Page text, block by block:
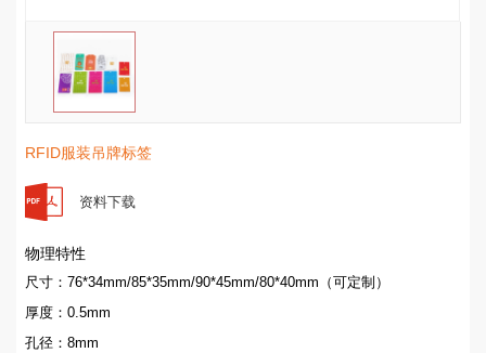
RFID服装吊牌标签
资料下载
物理特性
尺寸：76*34mm/85*35mm/90*45mm/80*40mm（可定制）
厚度：0.5mm
孔径：8mm